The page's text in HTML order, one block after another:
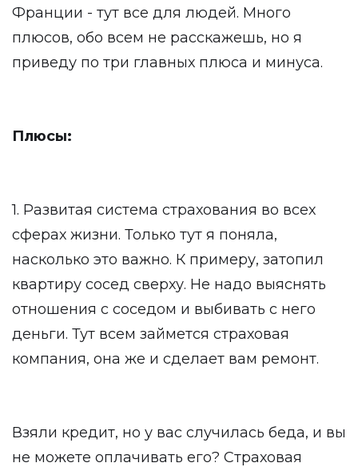
Франции - тут все для людей. Много
плюсов, обо всем не расскажешь, но я
приведу по три главных плюса и минуса.
Плюсы:
1. Развитая система страхования во всех
сферах жизни. Только тут я поняла,
насколько это важно. К примеру, затопил
квартиру сосед сверху. Не надо выяснять
отношения с соседом и выбивать с него
деньги. Тут всем займется страховая
компания, она же и сделает вам ремонт.
Взяли кредит, но у вас случилась беда, и вы
не можете оплачивать его? Страховая